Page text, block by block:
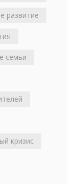
развитие
семьи
кризис